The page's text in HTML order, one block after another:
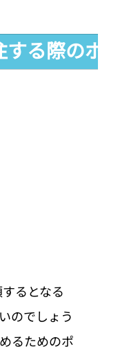
る際のポイ
るとなる
のでしょう
るためのポ